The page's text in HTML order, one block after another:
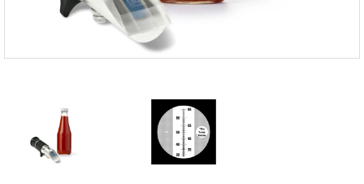
FLEX
GASTRON
GREISINGER
HEIDON
Huatest